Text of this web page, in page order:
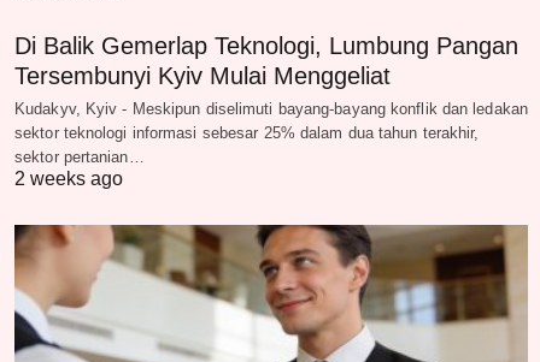
Di Balik Gemerlap Teknologi, Lumbung Pangan
Tersembunyi Kyiv Mulai Menggeliat
Kudakyv, Kyiv - Meskipun diselimuti bayang-bayang konflik dan ledakan
sektor teknologi informasi sebesar 25% dalam dua tahun terakhir,
sektor pertanian…
2 weeks ago